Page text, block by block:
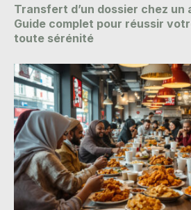
Transfert d’un dossier chez un
Guide complet pour réussir
toute sérénité